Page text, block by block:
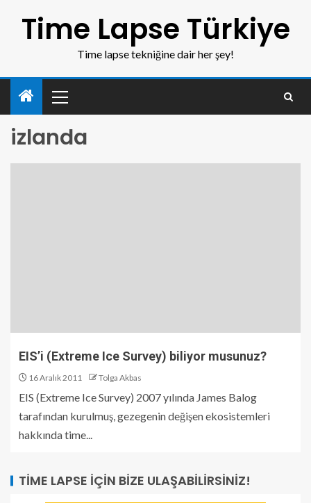
Time Lapse Türkiye
Time lapse tekniğine dair her şey!
izlanda
EIS’i (Extreme Ice Survey) biliyor musunuz?
16 Aralık 2011 Tolga Akbas
EIS (Extreme Ice Survey) 2007 yılında James Balog
tarafından kurulmuş, gezegenin değişen ekosistemleri
hakkında time...
TIME LAPSE İÇIN BIZE ULAŞABILIRSINIZ!